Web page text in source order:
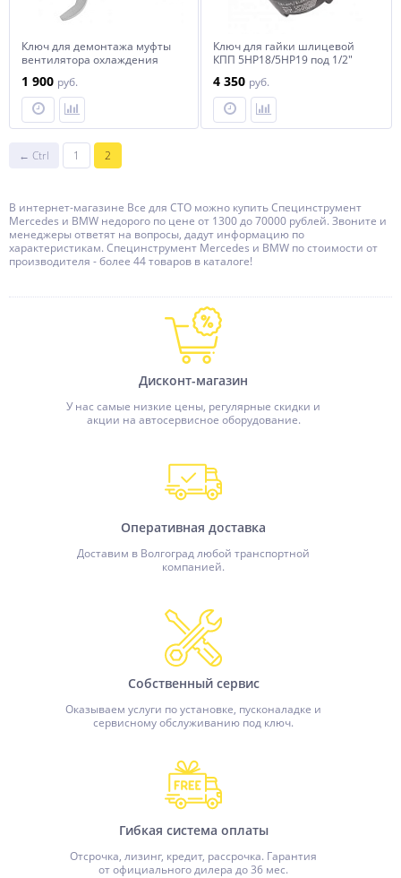
Ключ для демонтажа муфты
вентилятора охлаждения
1 900 руб.
Ключ для гайки шлицевой
КПП 5HP18/5HP19 под 1/2"
4 350 руб.
← Ctrl 1 2
В интернет-магазине Все для СТО можно купить Специнструмент
Mercedes и BMW недорого по цене от 1300 до 70000 рублей. Звоните и
менеджеры ответят на вопросы, дадут информацию по
характеристикам. Специнструмент Mercedes и BMW по стоимости от
производителя - более 44 товаров в каталоге!
Дисконт-магазин
У нас самые низкие цены, регулярные скидки и
акции на автосервисное оборудование.
Оперативная доставка
Доставим в Волгоград любой транспортной
компанией.
Собственный сервис
Оказываем услуги по установке, пусконаладке и
сервисному обслуживанию под ключ.
Гибкая система оплаты
Отсрочка, лизинг, кредит, рассрочка. Гарантия
от официального дилера до 36 мес.